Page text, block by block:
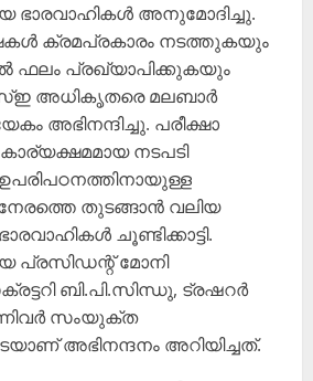
അനുമോദിച്ചു.
ക്രമപ്രകാരം നടത്തുകയും
ഫലം പ്രഖ്യാപിക്കുകയും
അധികൃതരെ മലബാർ
അഭിനന്ദിച്ചു. പരീക്ഷാ
നടപടി
തുടങ്ങാൻ വലിയ
ചൂണ്ടിക്കാട്ടി.
മോനി
ബി.പി.സിന്ധു, ട്രഷറർ
സംയുക്ത
അഭിനന്ദനം അറിയിച്ചത്.